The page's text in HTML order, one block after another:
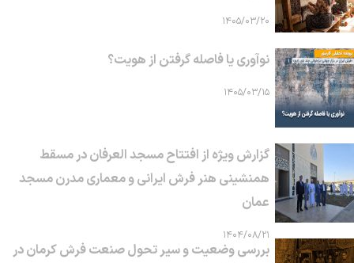
۱۴۰۵/۰۳/۲۰
نوآوری یا فاصله گرفتن از هویت؟
۱۴۰۵/۰۳/۱۵
گزارش ویژه از افتتاح مسجد العرفان در مسقط
همنشینی هنر فرش ایرانی و معماری مدرن مسجد
عمان
۱۴۰۴/۰۸/۲۱
بررسی وضعیت و سیر تحول صنعت فرش کرمان در